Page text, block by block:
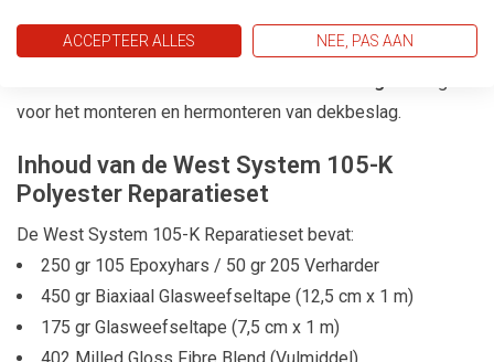
herstellen van gedelamineerd polyester oppervlakken.
voor het monteren en hermonteren van dekbeslag.
Inhoud van de West System 105-K
Polyester Reparatieset
De West System 105-K Reparatieset bevat:
250 gr 105 Epoxyhars / 50 gr 205 Verharder
450 gr Biaxiaal Glasweefseltape (12,5 cm x 1 m)
175 gr Glasweefseltape (7,5 cm x 1 m)
ACCEPTEER ALLES NEE, PAS AAN